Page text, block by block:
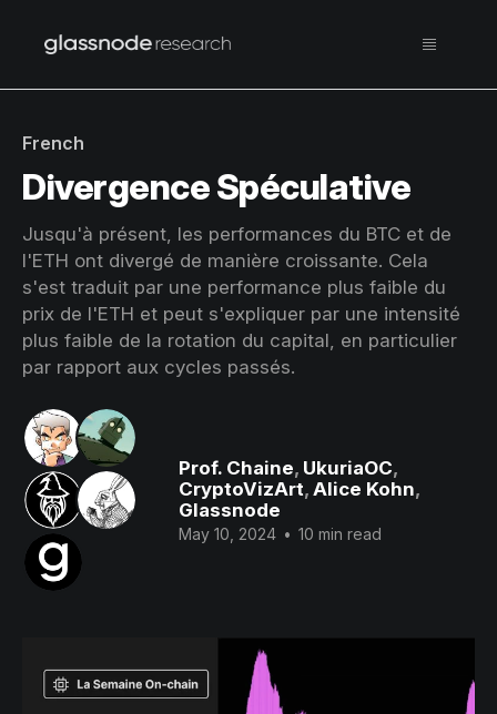
French
Divergence Spéculative
Jusqu'à présent, les performances du BTC et de
l'ETH ont divergé de manière croissante. Cela
s'est traduit par une performance plus faible du
prix de l'ETH et peut s'expliquer par une intensité
plus faible de la rotation du capital, en particulier
par rapport aux cycles passés.
Prof. Chaine, UkuriaOC,
CryptoVizArt, Alice Kohn,
Glassnode
May 10, 2024 • 10 min read